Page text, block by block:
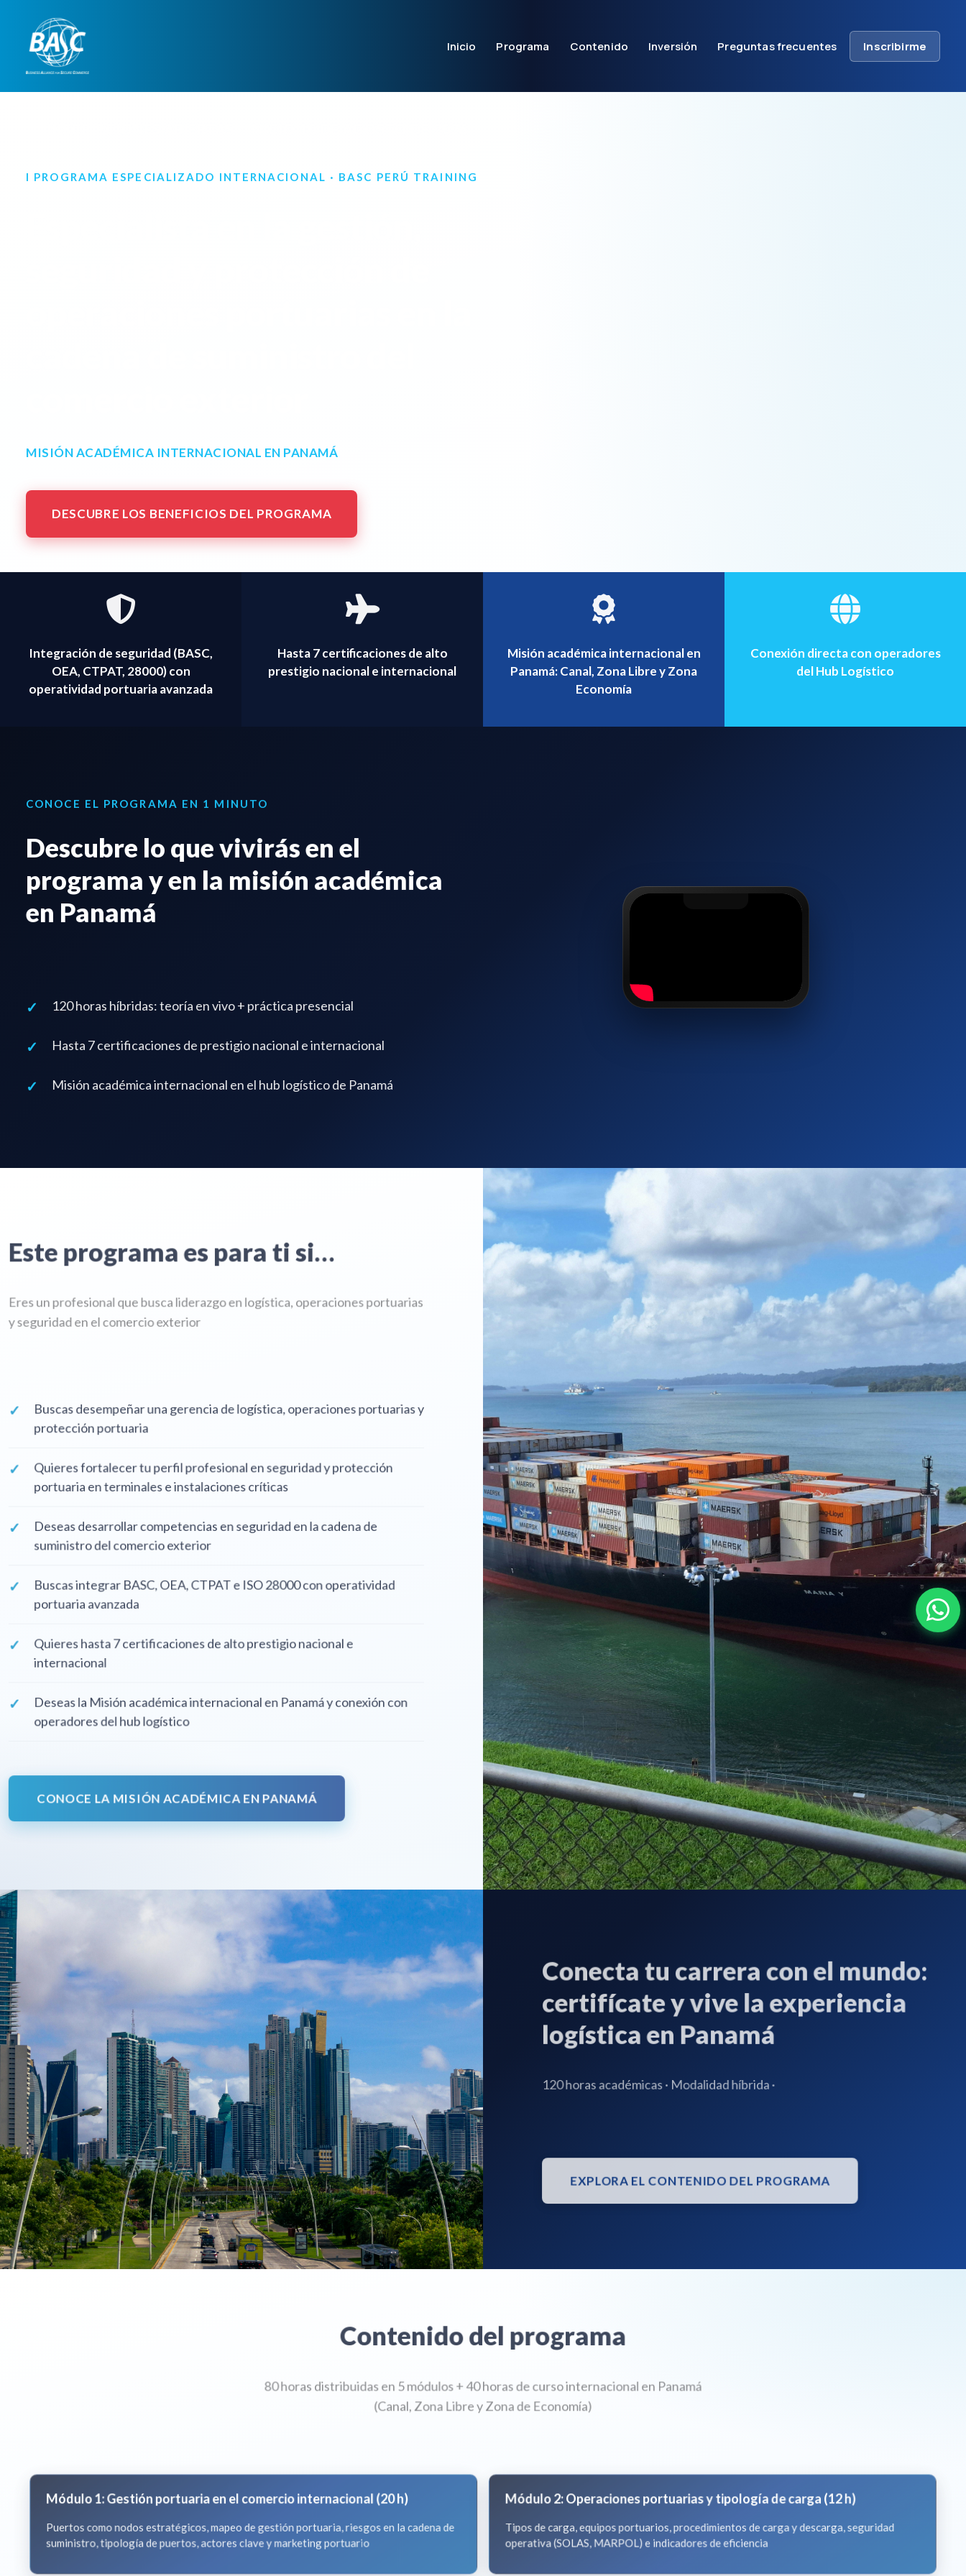
Inicio Programa Contenido Inversión Preguntas frecuentes Inscribirme
I PROGRAMA ESPECIALIZADO INTERNACIONAL · BASC PERÚ TRAINING
MISIÓN ACADÉMICA INTERNACIONAL EN PANAMÁ
DESCUBRE LOS BENEFICIOS DEL PROGRAMA
Integración de seguridad (BASC,
OEA, CTPAT, 28000) con
operatividad portuaria avanzada
Hasta 7 certificaciones de alto
prestigio nacional e internacional
Misión académica internacional en
Panamá: Canal, Zona Libre y Zona
Economía
Conexión directa con operadores
del Hub Logístico
CONOCE EL PROGRAMA EN 1 MINUTO
Descubre lo que vivirás en el
programa y en la misión académica
en Panamá
120 horas híbridas: teoría en vivo + práctica presencial
Hasta 7 certificaciones de prestigio nacional e internacional
Misión académica internacional en el hub logístico de Panamá
Este programa es para ti si…
Eres un profesional que busca liderazgo en logística, operaciones portuarias
y seguridad en el comercio exterior
Buscas desempeñar una gerencia de logística, operaciones portuarias y
protección portuaria
Quieres fortalecer tu perfil profesional en seguridad y protección
portuaria en terminales e instalaciones críticas
Deseas desarrollar competencias en seguridad en la cadena de
suministro del comercio exterior
Buscas integrar BASC, OEA, CTPAT e ISO 28000 con operatividad
portuaria avanzada
Quieres hasta 7 certificaciones de alto prestigio nacional e
internacional
Deseas la Misión académica internacional en Panamá y conexión con
operadores del hub logístico
CONOCE LA MISIÓN ACADÉMICA EN PANAMÁ
Conecta tu carrera con el mundo:
certifícate y vive la experiencia
logística en Panamá
120 horas académicas·Modalidad híbrida·
EXPLORA EL CONTENIDO DEL PROGRAMA
Contenido del programa
80 horas distribuidas en 5 módulos + 40 horas de curso internacional en Panamá
Puertos como nodos estratégicos, mapeo de gestión portuaria, riesgos en la cadena de
Tipos de carga, equipos portuarios, procedimientos de carga y descarga, seguridad